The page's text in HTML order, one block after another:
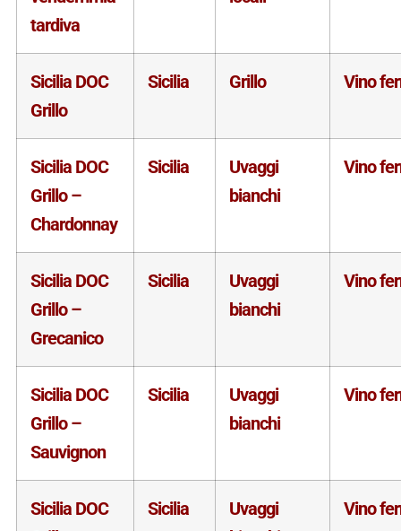
tardiva
Sicilia DOC
Grillo
Sicilia Grillo Vino
Sicilia DOC
Grillo –
Chardonnay
Sicilia
Uvaggi
bianchi
Vino
Sicilia DOC
Grillo –
Grecanico
Sicilia
Uvaggi
bianchi
Vino
Sicilia DOC
Grillo –
Sauvignon
Sicilia
Uvaggi
bianchi
Vino
Sicilia DOC
Sicilia
Uvaggi
Vino